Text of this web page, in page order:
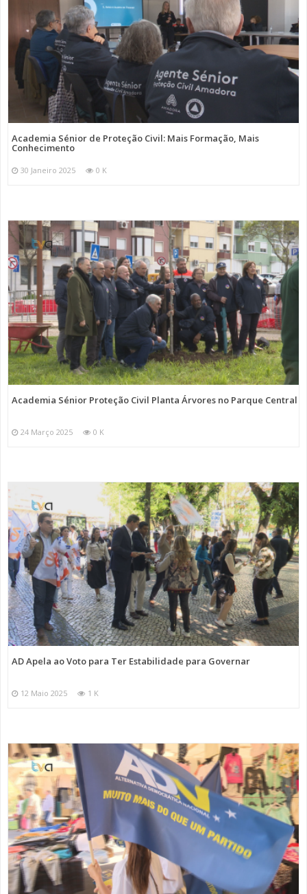
Academia Sénior de Proteção Civil: Mais Formação, Mais
Conhecimento
30 Janeiro 2025 0 K
Academia Sénior Proteção Civil Planta Árvores no Parque Central
24 Março 2025 0 K
AD Apela ao Voto para Ter Estabilidade para Governar
12 Maio 2025 1 K